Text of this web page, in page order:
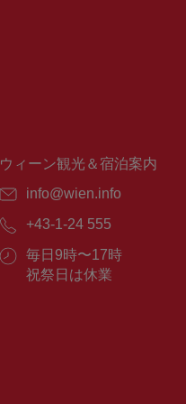
ウィーン観光＆宿泊案内
E
ー
ル：
info@wien.info
電
番
号：
+43-1-24 555
営
業
毎日9時〜17時
祝祭日は休業